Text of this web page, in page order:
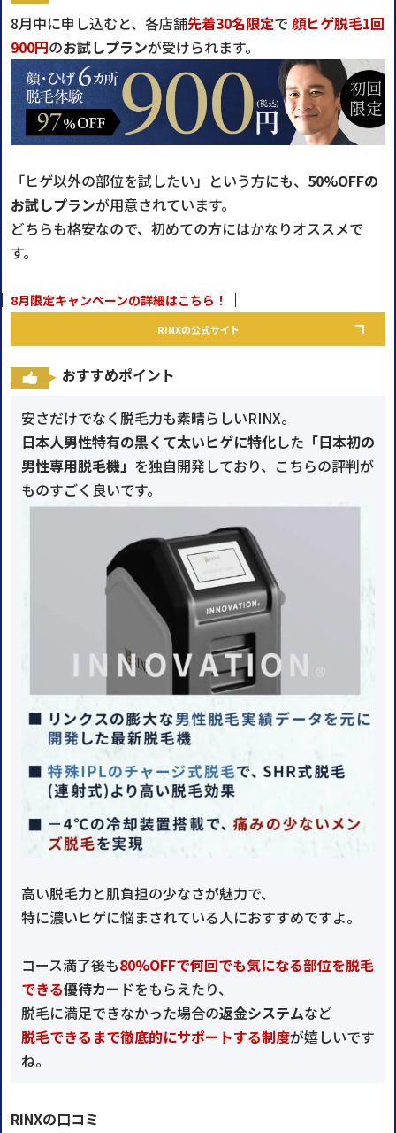
8月中に申し込むと、各店舗先着30名限定で 顔ヒゲ脱毛1回
900円のお試しプランが受けられます。
「ヒゲ以外の部位を試したい」という方にも、 50%OFFの
お試しプランが用意されています。
どちらも格安なので、初めての方にはかなりオススメで
す。
8月限定キャンペーンの詳細はこちら！
RINXの公式サイト
おすすめポイント
安さだけでなく脱毛力も素晴らしいRINX。
日本人男性特有の黒くて太いヒゲに特化した 「日本初の
男性専用脱毛機」 を独自開発しており、こちらの評判が
ものすごく良いです。
高い脱毛力と肌負担の少なさが魅力で、
特に濃いヒゲに悩まされている人におすすめですよ。
コース満了後も80%OFFで何回でも気になる部位を脱毛
できる優待カードをもらえたり、
脱毛に満足できなかった場合の返金システムなど
脱毛できるまで徹底的にサポートする制度が嬉しいです
ね。
RINXの口コミ